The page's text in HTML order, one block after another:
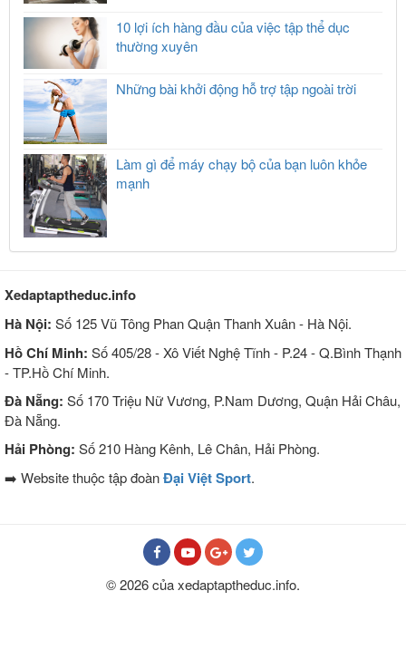
10 lợi ích hàng đầu của việc tập thể dục
thường xuyên
Những bài khởi động hỗ trợ tập ngoài trời
Làm gì để máy chạy bộ của bạn luôn khỏe
mạnh
Xedaptaptheduc.info
Hà Nội: Số 125 Vũ Tông Phan Quận Thanh Xuân - Hà Nội.
Hồ Chí Minh: Số 405/28 - Xô Viết Nghệ Tĩnh - P.24 - Q.Bình Thạnh
- TP.Hồ Chí Minh.
Đà Nẵng: Số 170 Triệu Nữ Vương, P.Nam Dương, Quận Hải Châu,
Đà Nẵng.
Hải Phòng: Số 210 Hàng Kênh, Lê Chân, Hải Phòng.
➡️ Website thuộc tập đoànĐại Việt Sport.
© 2026 của xedaptaptheduc.info.